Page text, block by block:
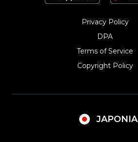
Privacy Policy
DPA
Terms of Service
Copyright Policy‎
JAPONIA